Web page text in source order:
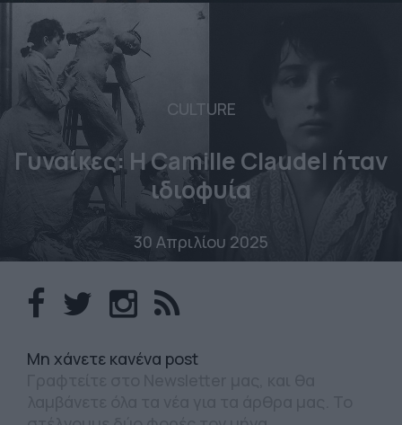
CULTURE
Γυναίκες: Η Camille Claudel ήταν
ιδιοφυία
30 Απριλίου 2025
Mη χάνετε κανένα post